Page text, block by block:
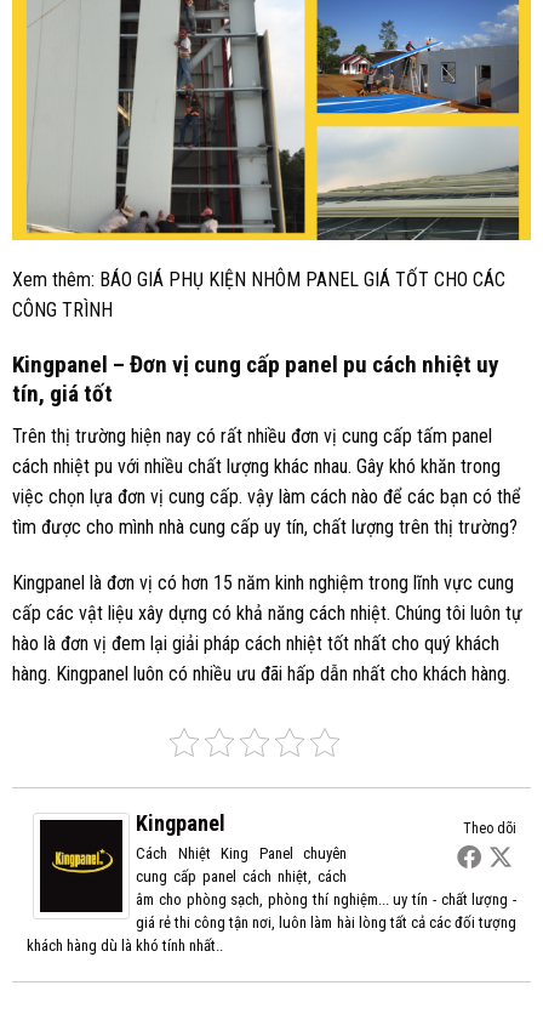
Xem thêm: BÁO GIÁ PHỤ KIỆN NHÔM PANEL GIÁ TỐT CHO CÁC
CÔNG TRÌNH
Kingpanel – Đơn vị cung cấp panel pu cách nhiệt uy
tín, giá tốt
Trên thị trường hiện nay có rất nhiều đơn vị cung cấp tấm panel
cách nhiệt pu với nhiều chất lượng khác nhau. Gây khó khăn trong
việc chọn lựa đơn vị cung cấp. vậy làm cách nào để các bạn có thể
tìm được cho mình nhà cung cấp uy tín, chất lượng trên thị trường?
Kingpanel là đơn vị có hơn 15 năm kinh nghiệm trong lĩnh vực cung
cấp các vật liệu xây dựng có khả năng cách nhiệt. Chúng tôi luôn tự
hào là đơn vị đem lại giải pháp cách nhiệt tốt nhất cho quý khách
hàng. Kingpanel luôn có nhiều ưu đãi hấp dẫn nhất cho khách hàng.
Theo dõi
Kingpanel
Cách Nhiệt King Panel chuyên
cung cấp panel cách nhiệt, cách
âm cho phòng sạch, phòng thí nghiệm... uy tín - chất lượng -
giá rẻ thi công tận nơi, luôn làm hài lòng tất cả các đối tượng
khách hàng dù là khó tính nhất..